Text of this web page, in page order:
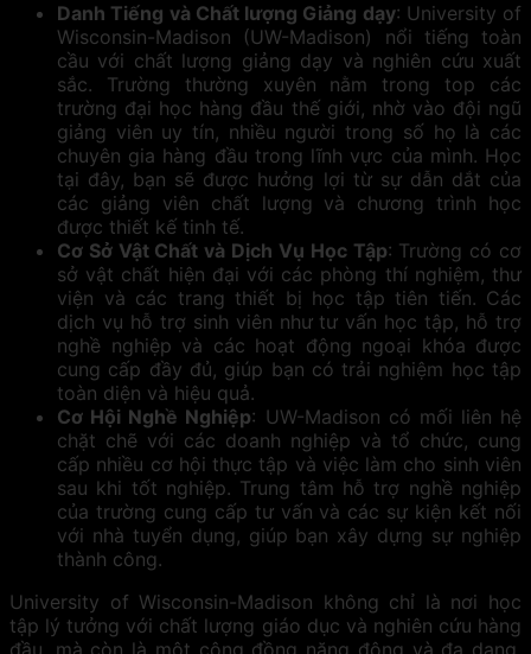
Danh Tiếng và Chất lượng Giảng dạy: University of
Wisconsin-Madison (UW-Madison) nổi tiếng toàn
cầu với chất lượng giảng dạy và nghiên cứu xuất
sắc. Trường thường xuyên nằm trong top các
trường đại học hàng đầu thế giới, nhờ vào đội ngũ
giảng viên uy tín, nhiều người trong số họ là các
chuyên gia hàng đầu trong lĩnh vực của mình. Học
tại đây, bạn sẽ được hưởng lợi từ sự dẫn dắt của
các giảng viên chất lượng và chương trình học
được thiết kế tinh tế.
Cơ Sở Vật Chất và Dịch Vụ Học Tập: Trường có cơ
sở vật chất hiện đại với các phòng thí nghiệm, thư
viện và các trang thiết bị học tập tiên tiến. Các
dịch vụ hỗ trợ sinh viên như tư vấn học tập, hỗ trợ
nghề nghiệp và các hoạt động ngoại khóa được
cung cấp đầy đủ, giúp bạn có trải nghiệm học tập
toàn diện và hiệu quả.
Cơ Hội Nghề Nghiệp: UW-Madison có mối liên hệ
chặt chẽ với các doanh nghiệp và tổ chức, cung
cấp nhiều cơ hội thực tập và việc làm cho sinh viên
sau khi tốt nghiệp. Trung tâm hỗ trợ nghề nghiệp
của trường cung cấp tư vấn và các sự kiện kết nối
với nhà tuyển dụng, giúp bạn xây dựng sự nghiệp
thành công.
University of Wisconsin-Madison không chỉ là nơi học
tập lý tưởng với chất lượng giáo dục và nghiên cứu hàng